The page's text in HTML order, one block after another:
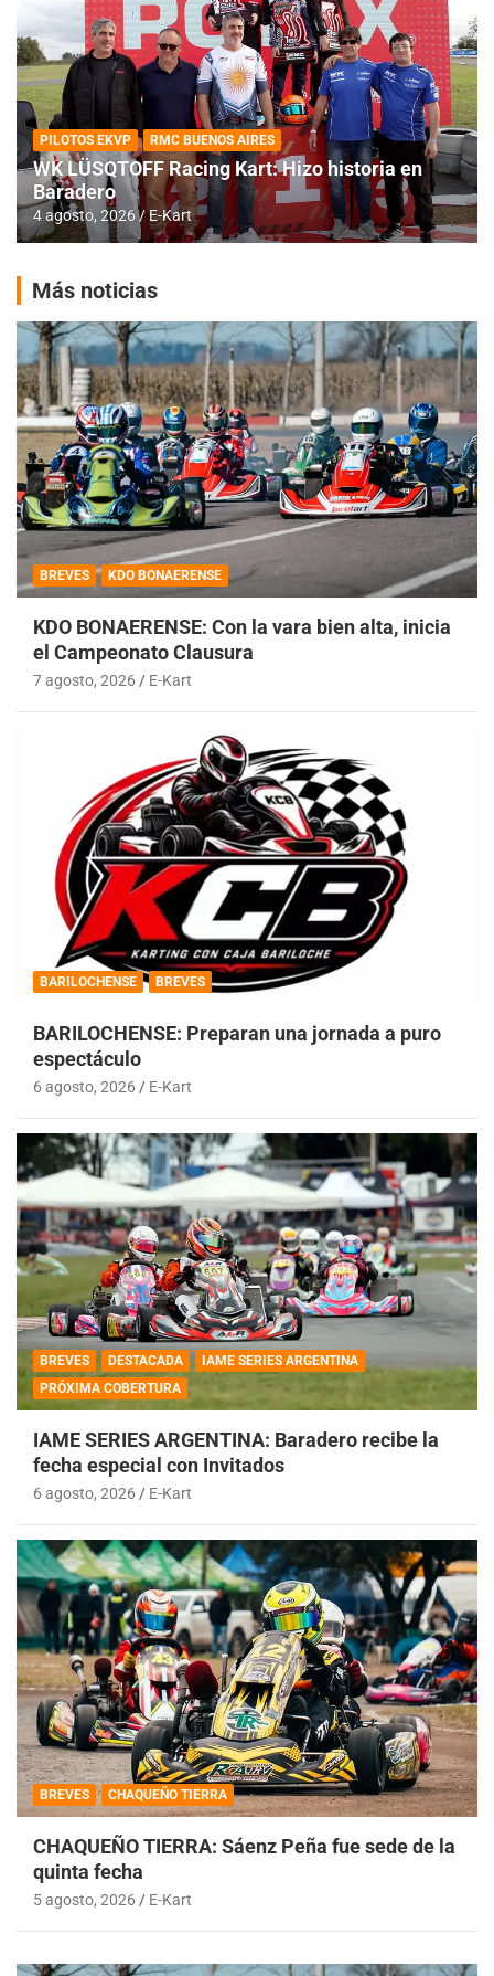
PILOTOS EKVP RMC BUENOS AIRES
WK LÜSQTOFF Racing Kart: Hizo historia en
Baradero
4 agosto, 2026 E-Kart
Más noticias
BREVES KDO BONAERENSE
KDO BONAERENSE: Con la vara bien alta, inicia
el Campeonato Clausura
7 agosto, 2026 E-Kart
BARILOCHENSE BREVES
BARILOCHENSE: Preparan una jornada a puro
espectáculo
6 agosto, 2026 E-Kart
BREVES DESTACADA
IAME SERIES ARGENTINA
PRÓXIMA COBERTURA
IAME SERIES ARGENTINA: Baradero recibe la
fecha especial con Invitados
6 agosto, 2026 E-Kart
BREVES CHAQUEÑO TIERRA
CHAQUEÑO TIERRA: Sáenz Peña fue sede de la
quinta fecha
5 agosto, 2026 E-Kart